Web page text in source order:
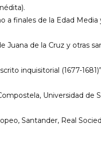
a finales de la Edad
Juana de la Cruz y otras
inquisitorial (1677-
Universidad
Santander, Real